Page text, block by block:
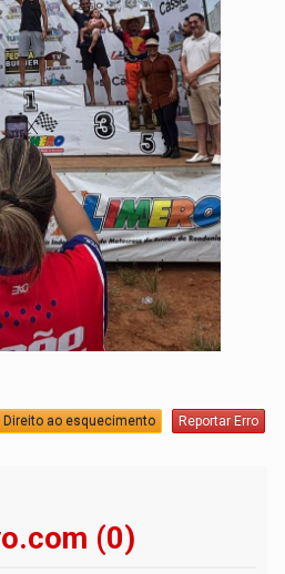
Direito ao esquecimento Reportar Erro
(0)